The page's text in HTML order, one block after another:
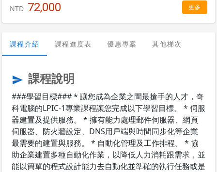
容適合 LPIC-1、 RedHat RHCE、CompTIA Linux+ Powered by LPI以及
Novell CLA等國際證照。 使用最高等級的Cisco 交換器，提供大型企業等
級的所有實做環境，讓學員們提前熟悉工作環境。 提供跨作業系統的共通
紮實教育。 * 提供 Linux 系統操作、管理、維護及 Troubleshooting 使用
以及 Linux 系統所內建與延伸的在 Internet 上熱門的各類應用服務。 * 提
供 Linux 系統安全相關的知識及訓練。 * 提供 Linux 應用在企業的各種解
決方案，以及業界寶貴的實務經驗。
NTD 72,000 更多
課程介紹 課程進度表 優惠專案 其他梯次
send 課程說明
###學習目標### * 讓您成為企業之間最搶手的人才，奇
科電腦的LPIC-1專業課程讓您完成以下學習目標。 * 伺服
器建置及提供服務。 * 擁有能力處理郵件伺服器、網頁
伺服器、防火牆設定、DNS用戶端與時間同步化等企業
最需要的建置與服務。 * 自動化管理及工作排程。 * 協
助企業建置多種自動化作業，以降低人力消耗跟需求，並
能以簡單的程式設計能力去自動化並準確的執行任務或是